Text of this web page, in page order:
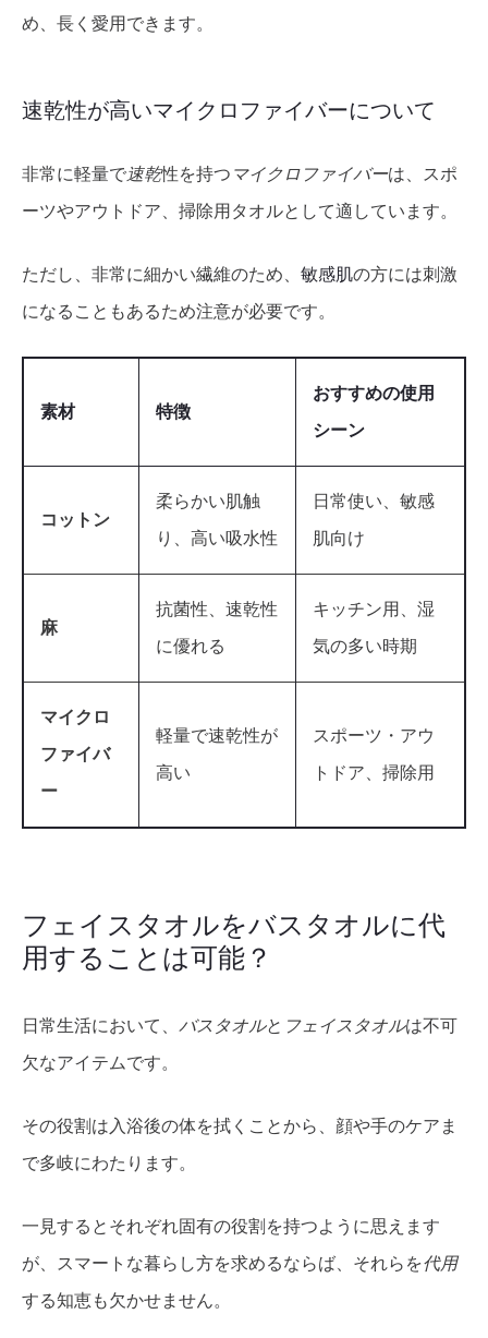
め、長く愛用できます。
速乾性が高いマイクロファイバーについて
非常に軽量で速乾性を持つマイクロファイバーは、スポ
ーツやアウトドア、掃除用タオルとして適しています。
ただし、非常に細かい繊維のため、 敏感肌の方には刺激
になることもあるため注意が必要です。
素材 特徴
おすすめの使用
シーン
コットン
柔らかい肌触
り、高い吸水性
日常使い、敏感
肌向け
麻
抗菌性、速乾性
に優れる
キッチン用、湿
気の多い時期
マイクロ
ファイバ
ー
軽量で速乾性が
高い
スポーツ・アウ
トドア、掃除用
フェイスタオルをバスタオルに代
用することは可能？
日常生活において、 バスタオルと フェイスタオルは不可
欠なアイテムです。
その役割は入浴後の体を拭くことから、顔や手のケアま
で多岐にわたります。
一見するとそれぞれ固有の役割を持つように思えます
が、スマートな暮らし方を求めるならば、それらを代用
する知恵も欠かせません。